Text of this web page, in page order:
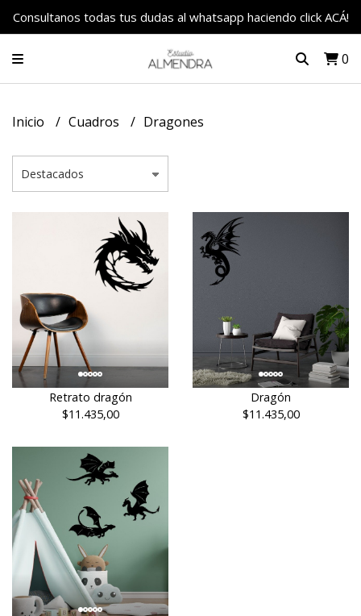
Consultanos todas tus dudas al whatsapp haciendo click ACÁ!
0
Inicio Cuadros Dragones
Retrato dragón
$11.435,00
Dragón
$11.435,00